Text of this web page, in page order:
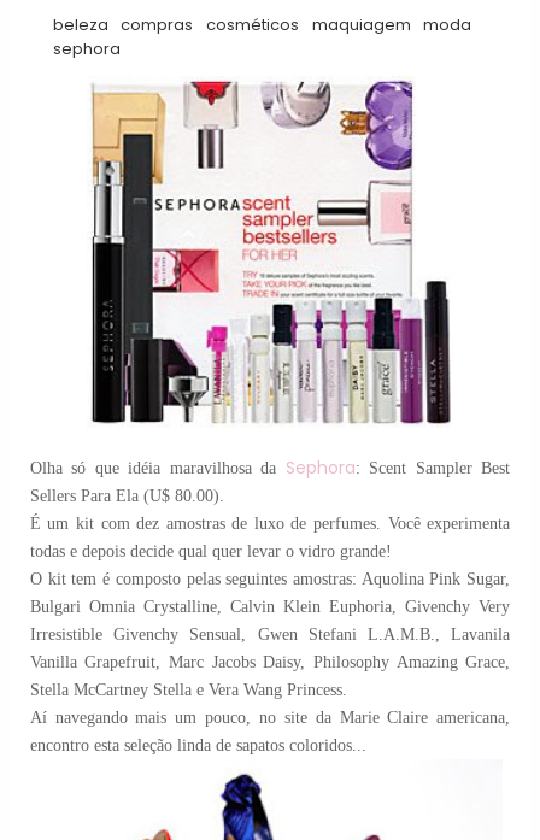
beleza compras cosméticos maquiagem
moda
sephora
Olha só que idéia maravilhosa da Sephora: Scent Sampler Best
Sellers Para Ela (U$ 80.00).
É um kit com dez amostras de luxo de perfumes. Você experimenta
todas e depois decide qual quer levar o vidro grande!
O kit tem é composto pelas seguintes amostras: Aquolina Pink Sugar,
Bulgari Omnia Crystalline, Calvin Klein Euphoria, Givenchy Very
Irresistible Givenchy Sensual, Gwen Stefani L.A.M.B., Lavanila
Vanilla Grapefruit, Marc Jacobs Daisy, Philosophy Amazing Grace,
Stella McCartney Stella e Vera Wang Princess.
Aí navegando mais um pouco, no site da Marie Claire americana,
encontro esta seleção linda de sapatos coloridos...